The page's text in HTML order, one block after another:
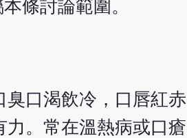
條討論範圍。
臭口渴飲冷，口唇紅
力。常在溫熱病或口